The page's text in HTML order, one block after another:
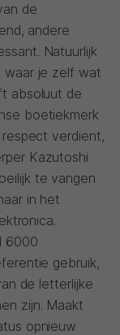
de
andere
Natuurlijk
waar je zelf wat
absoluut de
boetiekmerk
respect verdient,
Kazutoshi
te vangen
in het
6000
gebruik,
de letterlijke
zijn. Maakt
opnieuw